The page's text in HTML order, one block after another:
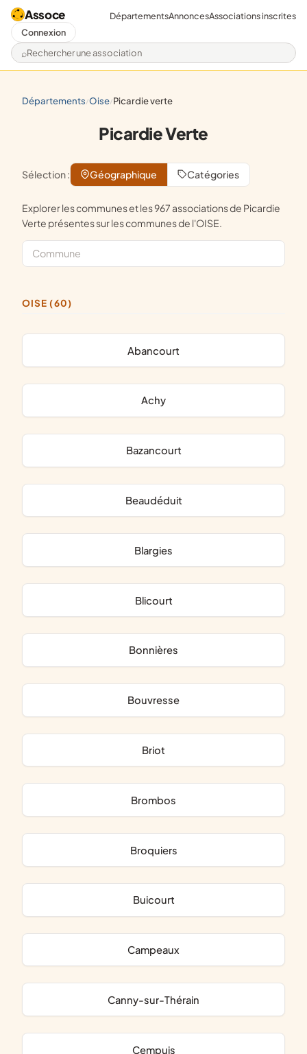
Assoce
Rechercher une association
DépartementsAnnoncesAssociations inscrites
Connexion
départements/ oise/ picardie verte
Picardie Verte
Sélection : Géographique Catégories
Explorer les communes et les 967 associations de Picardie
Verte présentes sur les communes de l'OISE.
OISE (60)
Abancourt
Achy
Bazancourt
Beaudéduit
Blargies
Blicourt
Bonnières
Bouvresse
Briot
Brombos
Broquiers
Buicourt
Campeaux
Canny-sur-Thérain
Cempuis